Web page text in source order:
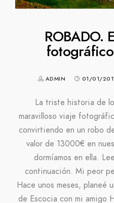
ROBADO.
ADMIN 01/01/
La triste historia de
maravilloso viaje
convirtiendo en un robo
valor de 13000€ en
dormíamos en ella.
continuación. Mi peor
Hace unos meses, planeé
de Escocia con mi amigo